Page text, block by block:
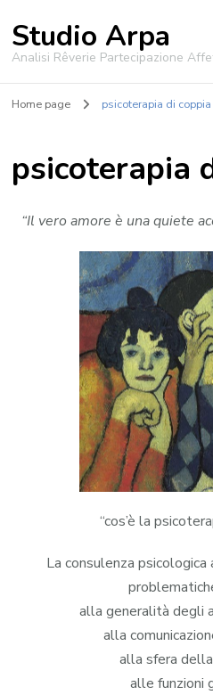
Studio Arpa
Analisi Rêverie Partecipazione
Home page psicoterapia di coppia
psicoterapia
“Il vero amore è una quiete
“cos’è la
La consulenza
alla generalità degli
alla
alla sfera
alle funzioni